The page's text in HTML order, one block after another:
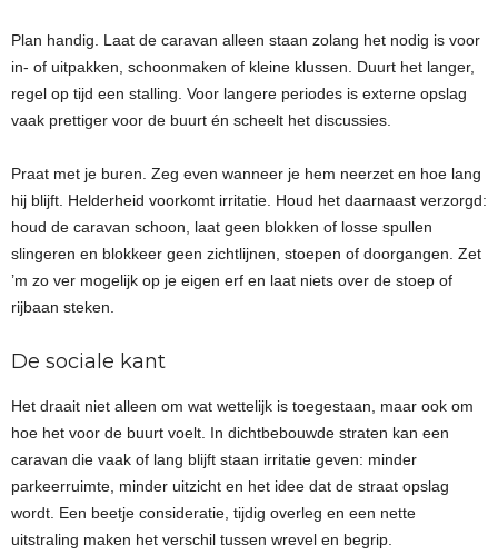
Plan handig. Laat de caravan alleen staan zolang het nodig is voor
in- of uitpakken, schoonmaken of kleine klussen. Duurt het langer,
regel op tijd een stalling. Voor langere periodes is externe opslag
vaak prettiger voor de buurt én scheelt het discussies.
Praat met je buren. Zeg even wanneer je hem neerzet en hoe lang
hij blijft. Helderheid voorkomt irritatie. Houd het daarnaast verzorgd:
houd de caravan schoon, laat geen blokken of losse spullen
slingeren en blokkeer geen zichtlijnen, stoepen of doorgangen. Zet
’m zo ver mogelijk op je eigen erf en laat niets over de stoep of
rijbaan steken.
De sociale kant
Het draait niet alleen om wat wettelijk is toegestaan, maar ook om
hoe het voor de buurt voelt. In dichtbebouwde straten kan een
caravan die vaak of lang blijft staan irritatie geven: minder
parkeerruimte, minder uitzicht en het idee dat de straat opslag
wordt. Een beetje consideratie, tijdig overleg en een nette
uitstraling maken het verschil tussen wrevel en begrip.